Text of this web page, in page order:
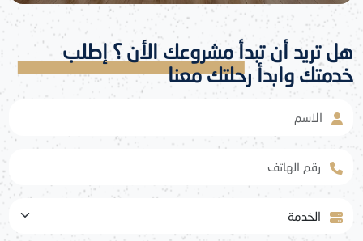
هل تريد أن تبدأ مشروعك الأن ؟ إطلب
خدمتك وابدأ رحلتك معنا